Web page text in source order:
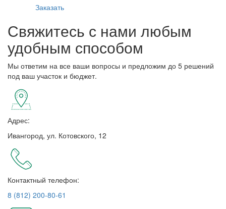
Заказать
Свяжитесь с нами любым
удобным способом
Мы ответим на все ваши вопросы и предложим до 5 решений
под ваш участок и бюджет.
Адрес:
Ивангород, ул. Котовского, 12
Контактный телефон:
8 (812) 200-80-61